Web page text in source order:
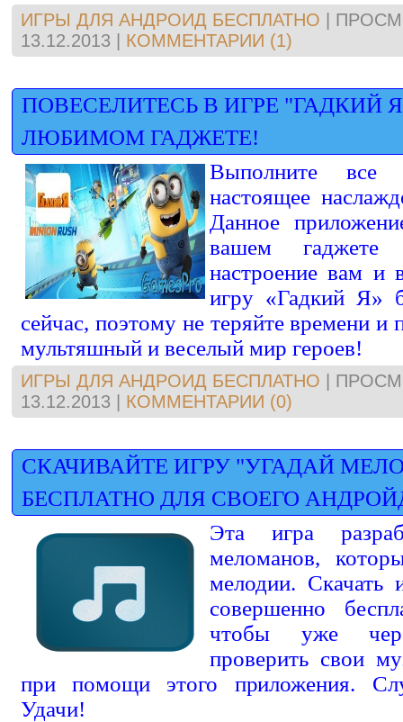
ИГРЫ ДЛЯ АНДРОИД БЕСПЛАТНО
13.12.2013
КОММЕНТАРИИ (1)
ПОВЕСЕЛИТЕСЬ В ИГРЕ "ГАДКИЙ
ЛЮБИМОМ ГАДЖЕТЕ!
Выполните все
настоящее
Данное
вашем
настроение вам и
игру «Гадкий Я»
сейчас, поэтому не теряйте времени и
мультяшный и веселый мир героев!
ИГРЫ ДЛЯ АНДРОИД БЕСПЛАТНО
13.12.2013
КОММЕНТАРИИ (0)
СКАЧИВАЙТЕ ИГРУ "УГАДАЙ
БЕСПЛАТНО ДЛЯ СВОЕГО
Эта игра
меломанов,
мелодии. Скачать
совершенно
чтобы уже
проверить свои
при помощи этого приложения.
Удачи!